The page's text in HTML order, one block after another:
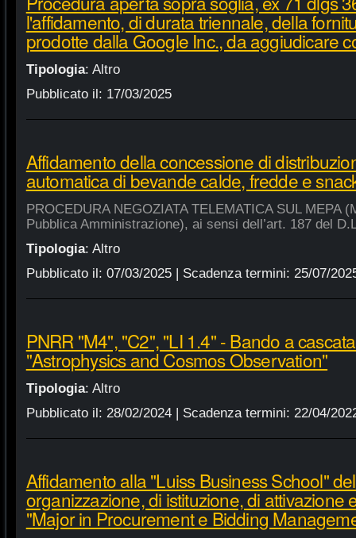
l'affidamento, di durata triennale, della
prodotte dalla Google Inc., da aggiudicare
Tipologia: Altro
Pubblicato il: 17/03/2025
Affidamento della concessione di
automatica di bevande calde, fredde e
PROCEDURA NEGOZIATA TELEMATICA SUL MEPA
Pubblica Amministrazione), ai sensi dell’art. 187 del
Tipologia: Altro
Pubblicato il: 07/03/2025| Scadenza termini: 25/07/
PNRR "M4", "C2", "LI 1.4" - Bando a
"Astrophysics and Cosmos Observation"
Tipologia: Altro
Pubblicato il: 28/02/2024| Scadenza termini: 22/04/
Affidamento alla "Luiss Business School"
organizzazione, di istituzione, di attivazione
"Major in Procurement e Bidding